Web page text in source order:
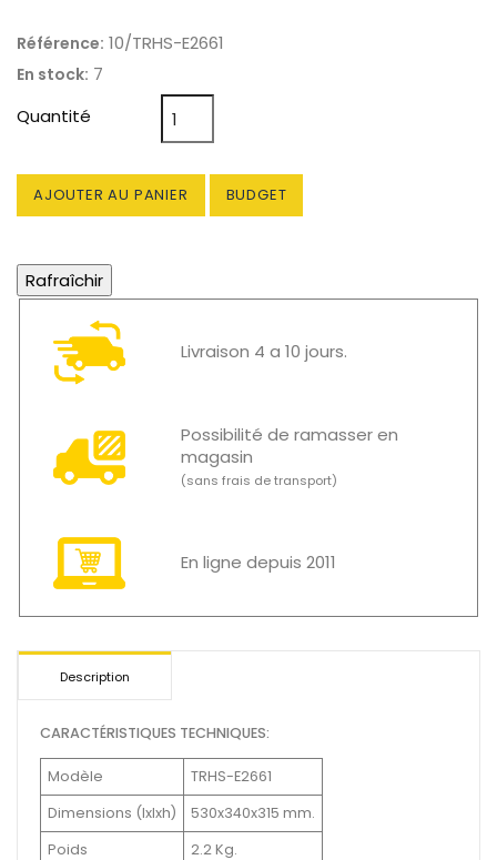
Référence: 10/TRHS-E2661
En stock: 7
Quantité
AJOUTER AU PANIER BUDGET
Livraison 4 a 10 jours.
Possibilité de ramasser en
magasin
(sans frais de transport)
En ligne depuis 2011
Description
CARACTÉRISTIQUES TECHNIQUES:
Modèle
TRHS-E2661
Dimensions (Ixlxh)
530x340x315 mm.
Poids
2.2 Kg.